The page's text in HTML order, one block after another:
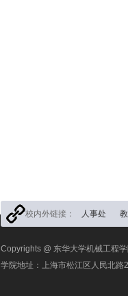
校内外链接： 人事处
Copyrights @ 东华大学机械工程
学院地址：上海市松江区人民北